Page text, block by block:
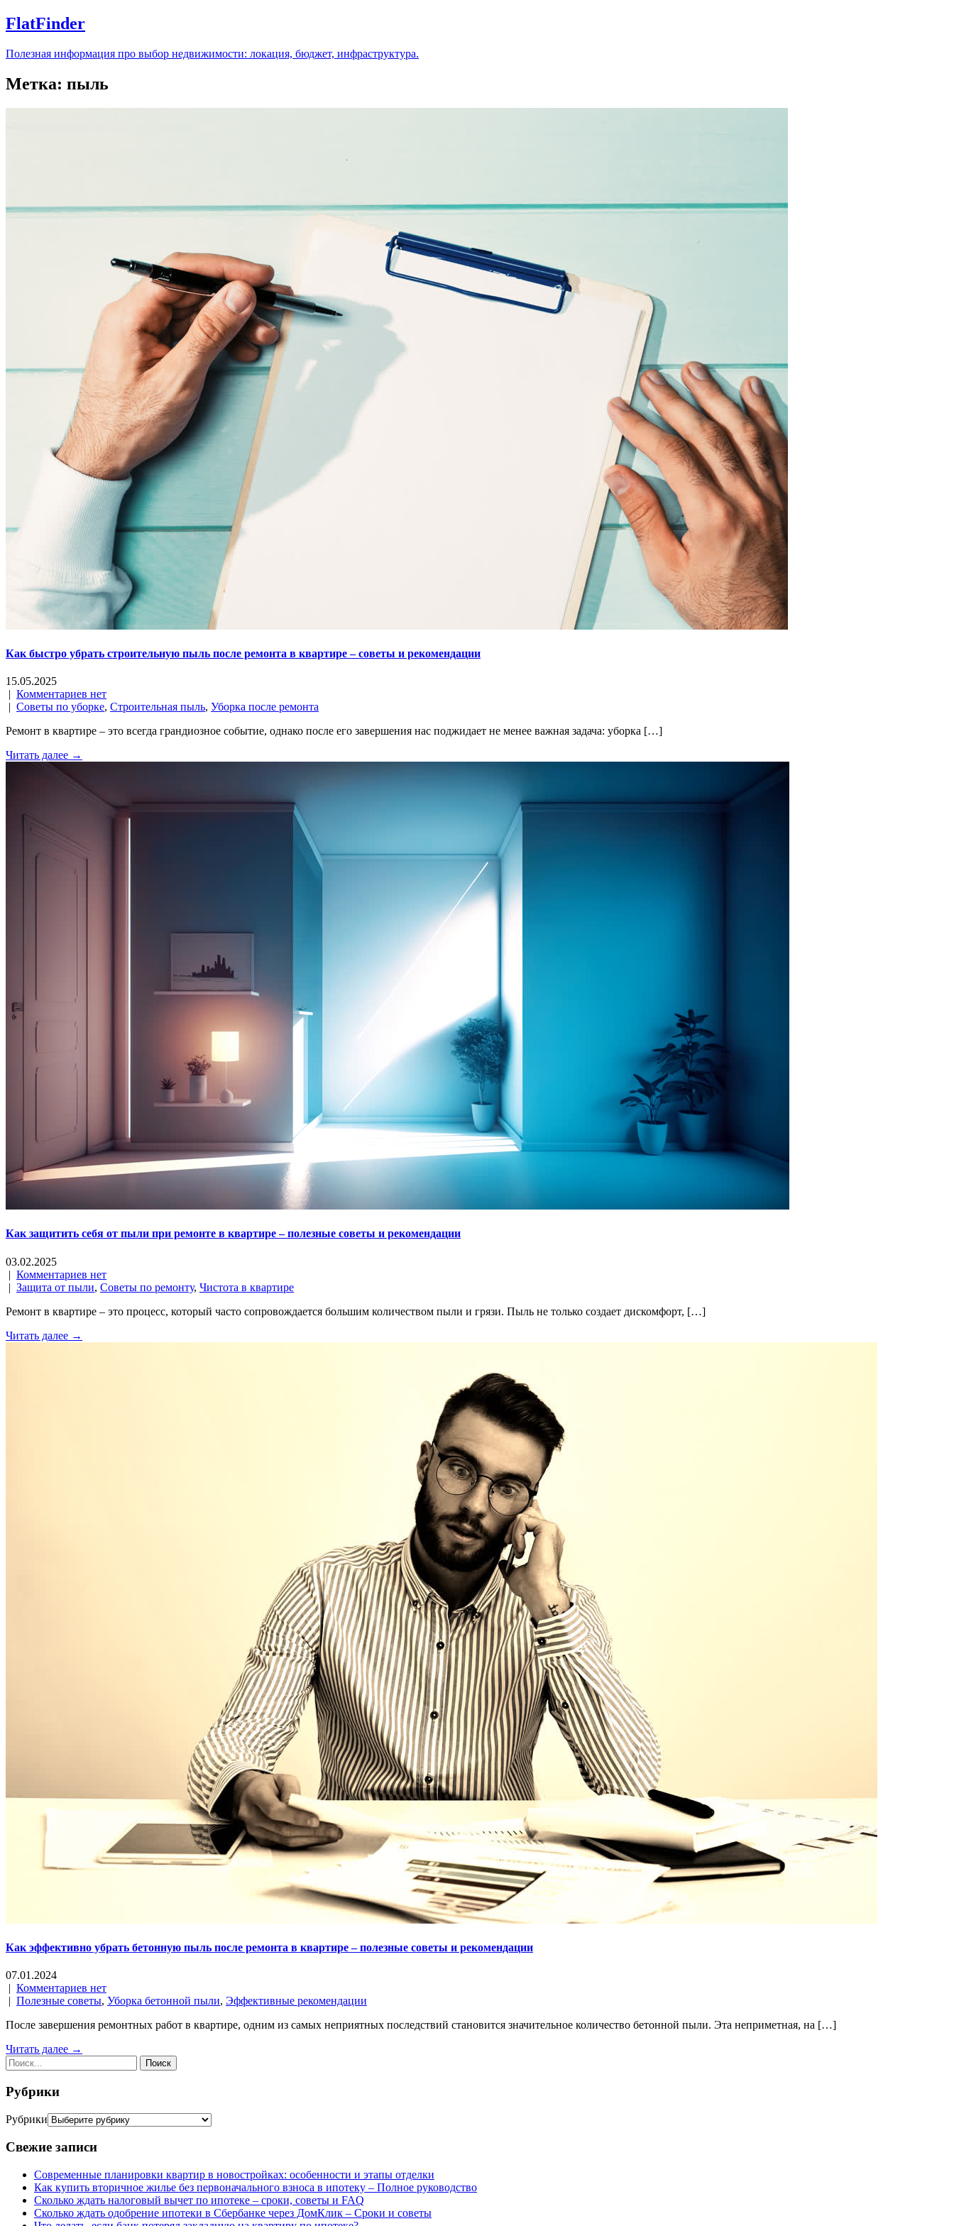
FlatFinder
Полезная информация про выбор недвижимости: локация, бюджет, инфраструктура.
Метка: пыль
Как быстро убрать строительную пыль после ремонта в квартире – советы и рекомендации
15.05.2025
| Комментариев нет
| Советы по уборке, Строительная пыль, Уборка после ремонта
Ремонт в квартире – это всегда грандиозное событие, однако после его завершения нас поджидает не менее важная задача: уборка […]
Читать далее →
Как защитить себя от пыли при ремонте в квартире – полезные советы и рекомендации
03.02.2025
| Комментариев нет
| Защита от пыли, Советы по ремонту, Чистота в квартире
Ремонт в квартире – это процесс, который часто сопровождается большим количеством пыли и грязи. Пыль не только создает дискомфорт, […]
Читать далее →
Как эффективно убрать бетонную пыль после ремонта в квартире – полезные советы и рекомендации
07.01.2024
| Комментариев нет
| Полезные советы, Уборка бетонной пыли, Эффективные рекомендации
После завершения ремонтных работ в квартире, одним из самых неприятных последствий становится значительное количество бетонной пыли. Эта неприметная, на […]
Читать далее →
Рубрики
Рубрики
Свежие записи
Современные планировки квартир в новостройках: особенности и этапы отделки
Как купить вторичное жилье без первоначального взноса в ипотеку – Полное руководство
Сколько ждать налоговый вычет по ипотеке – сроки, советы и FAQ
Сколько ждать одобрение ипотеки в Сбербанке через ДомКлик – Сроки и советы